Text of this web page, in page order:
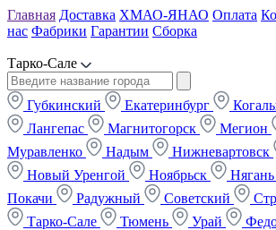
Главная Доставка ХМАО-ЯНАО Оплата
нас Фабрики Гарантии Сборка
Тарко-Сале
Губкинский Екатеринбург
Лангепас
Магнитогорск Мегион
Муравленко
Надым Нижневартовск
Новый Уренгой
Ноябрьск Нягань
Покачи
Радужный Советский
Тарко-Сале
Тюмень Урай